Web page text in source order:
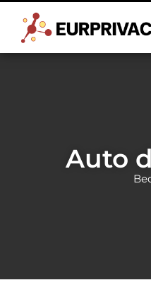
Auto